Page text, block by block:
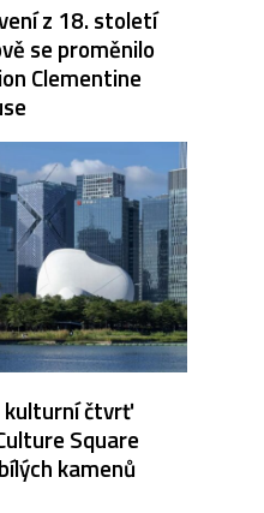
z 18. století
se proměnilo
Clementine
kulturní čtvrť
Square
kamenů